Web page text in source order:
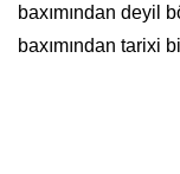
baxımından deyil
baxımından tarixi